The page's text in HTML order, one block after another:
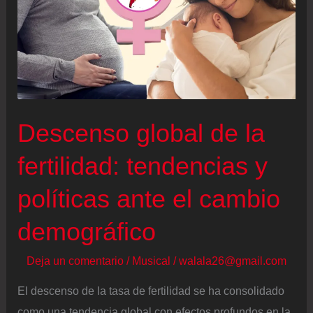
Descenso global de la
fertilidad: tendencias y
políticas ante el cambio
demográfico
Deja un comentario / Musical /walala26@gmail.com
El descenso de la tasa de fertilidad se ha consolidado